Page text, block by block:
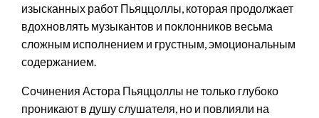
изысканных работ Пьяццоллы, которая продолжает
вдохновлять музыкантов и поклонников весьма
сложным исполнением и грустным, эмоциональным
содержанием.
Сочинения Астора Пьяццоллы не только глубоко
проникают в душу слушателя, но и повлияли на